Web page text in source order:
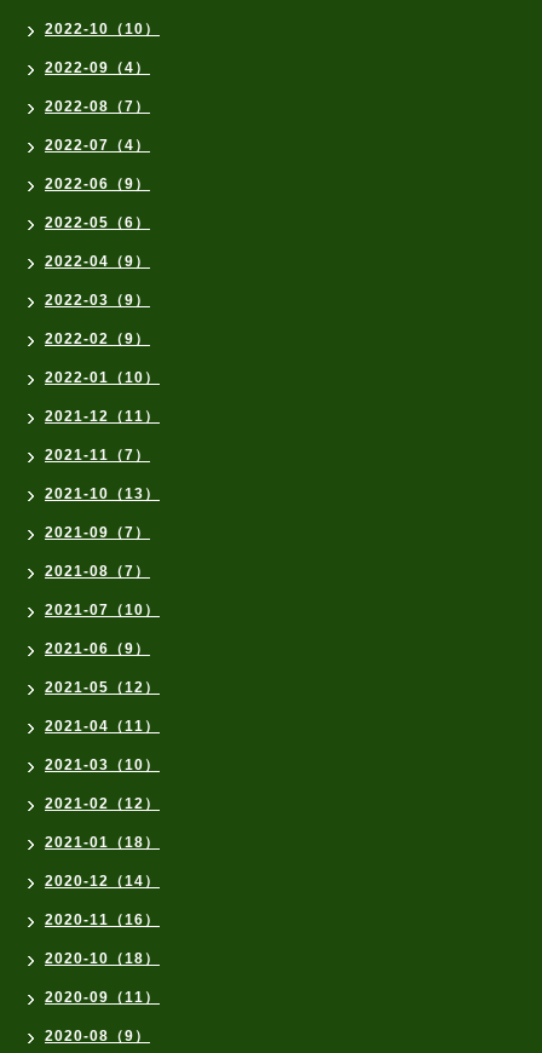
2022-10（10）
2022-09（4）
2022-08（7）
2022-07（4）
2022-06（9）
2022-05（6）
2022-04（9）
2022-03（9）
2022-02（9）
2022-01（10）
2021-12（11）
2021-11（7）
2021-10（13）
2021-09（7）
2021-08（7）
2021-07（10）
2021-06（9）
2021-05（12）
2021-04（11）
2021-03（10）
2021-02（12）
2021-01（18）
2020-12（14）
2020-11（16）
2020-10（18）
2020-09（11）
2020-08（9）